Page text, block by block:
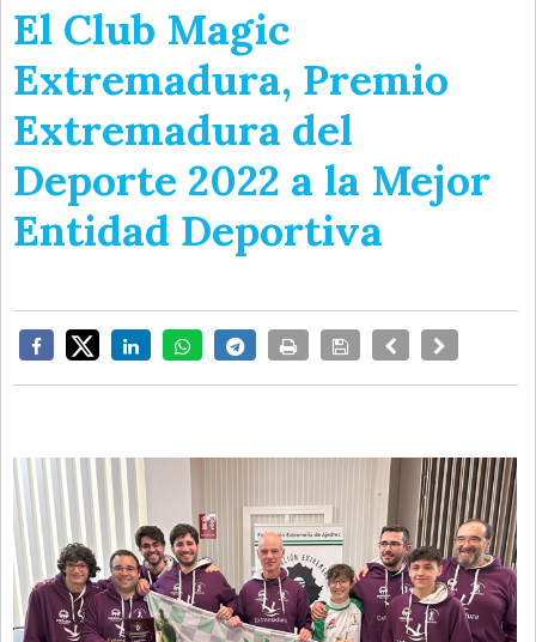
El Club Magic
Extremadura, Premio
Extremadura del
Deporte 2022 a la Mejor
Entidad Deportiva